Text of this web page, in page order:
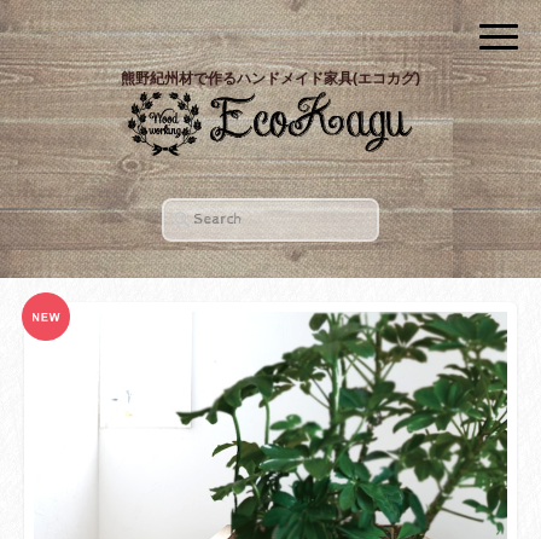
熊野紀州材で作るハンドメイド家具(エコカグ)